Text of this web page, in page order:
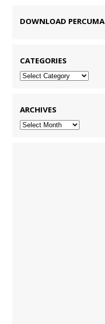
DOWNLOAD PERCUMA
CATEGORIES
Categories
ARCHIVES
Archives